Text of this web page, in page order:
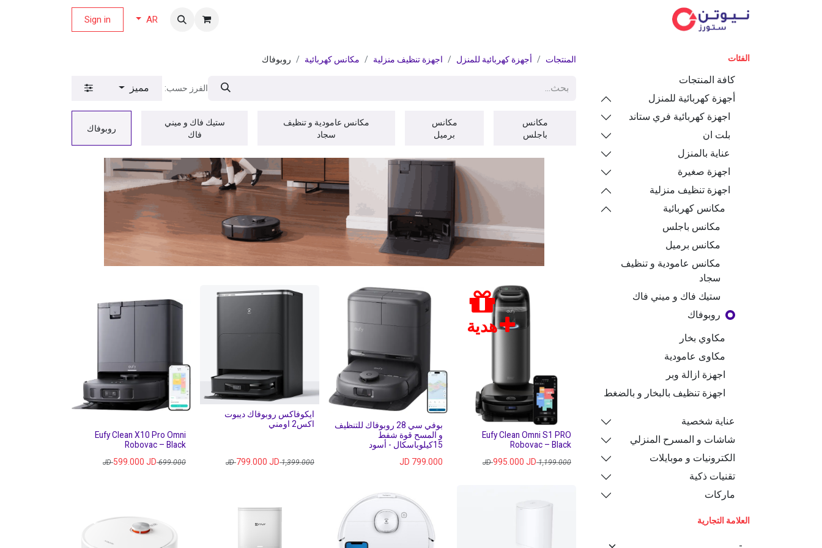
AR
Sign in
الفئات
كافة المنتجات
أجهزة كهربائية للمنزل
اجهزة كهربائية فري ستاند
بلت ان
عناية بالمنزل
اجهزة صغيرة
اجهزة تنظيف منزلية
مكانس كهربائية
مكانس باجلس
مكانس برميل
مكانس عامودية و تنظيف
سجاد
ستيك فاك و ميني فاك
روبوفاك
مكاوي بخار
مكاوى عامودية
اجهزة ازالة وبر
اجهزة تنظيف بالبخار و بالضغط
عناية شخصية
شاشات و المسرح المنزلي
الكترونيات و موبايلات
تقنيات ذكية
ماركات
العلامة التجارية
المنتجات أجهزة كهربائية للمنزل اجهزة تنظيف منزلية مكانس كهربائية روبوفاك
الفرز حسب: مميز
مكانس
باجلس
مكانس
برميل
مكانس عامودية و تنظيف
سجاد
ستيك فاك و ميني
فاك
روبوفاك
هدية
Eufy Clean Omni S1 PRO
Robovac – Black
1,199.000
JD
995.000 JD
بوفي سي 28 روبوفاك للتنظيف
و المسح قوة شفط
15كيلوباسكال - أسود
799.000
ايكوفاكس روبوفاك ديبوت
اكس2 اومني
1,399.000
JD
799.000 JD
Eufy Clean X10 Pro Omni
Robovac – Black
699.000
JD
599.000 JD